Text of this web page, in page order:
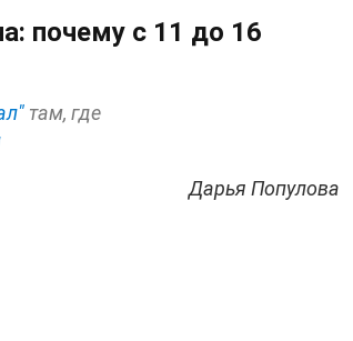
почему с 11 до 16
там, где
Дарья Популова